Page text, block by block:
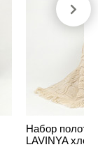
Набор
LAVINYA